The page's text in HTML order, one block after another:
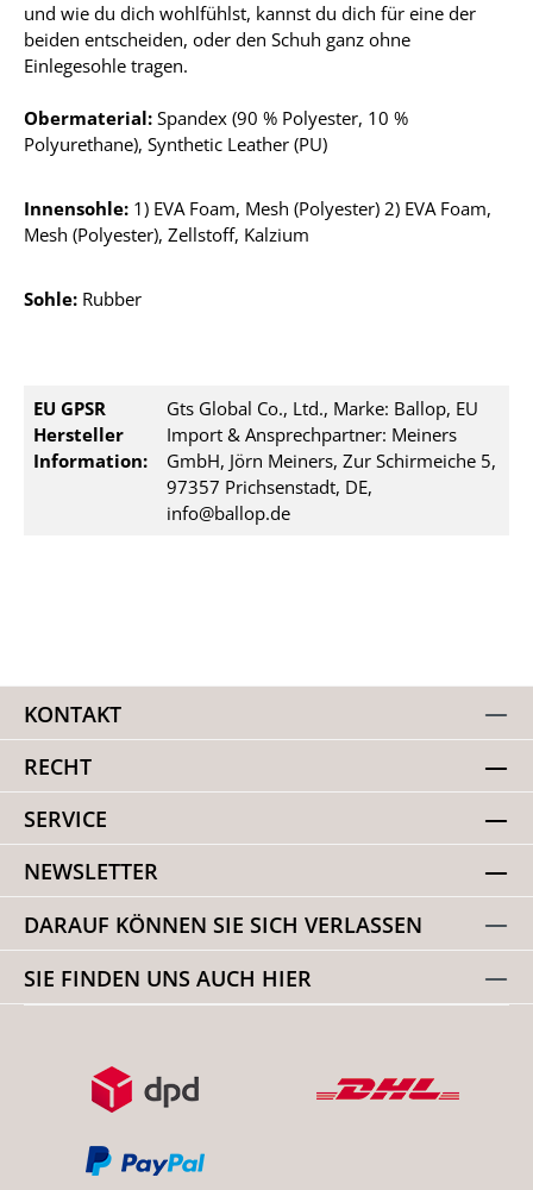
und wie du dich wohlfühlst, kannst du dich für eine der
beiden entscheiden, oder den Schuh ganz ohne
Einlegesohle tragen.
Obermaterial: Spandex (90 % Polyester, 10 %
Polyurethane), Synthetic Leather (PU)
Innensohle: 1) EVA Foam, Mesh (Polyester) 2) EVA Foam,
Mesh (Polyester), Zellstoff, Kalzium
Sohle: Rubber
EU GPSR
Hersteller
Information:
Gts Global Co., Ltd., Marke: Ballop, EU
Import & Ansprechpartner: Meiners
GmbH, Jörn Meiners, Zur Schirmeiche 5,
97357 Prichsenstadt, DE,
info@ballop.de
KONTAKT
RECHT
SERVICE
NEWSLETTER
DARAUF KÖNNEN SIE SICH VERLASSEN
SIE FINDEN UNS AUCH HIER